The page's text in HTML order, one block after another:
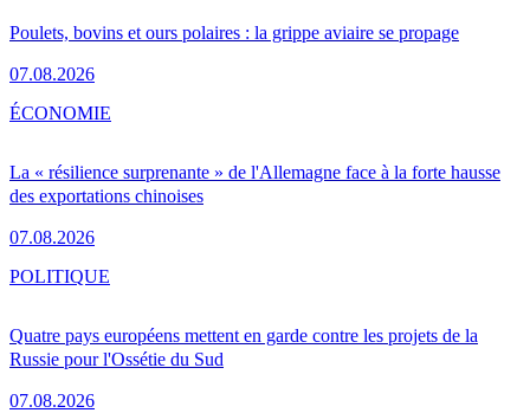
Poulets, bovins et ours polaires : la grippe aviaire se propage
07.08.2026
La « résilience surprenante » de l'Allemagne face à la forte hausse
des exportations chinoises
07.08.2026
ÉCONOMIE
Quatre pays européens mettent en garde contre les projets de la
Russie pour l'Ossétie du Sud
07.08.2026
POLITIQUE